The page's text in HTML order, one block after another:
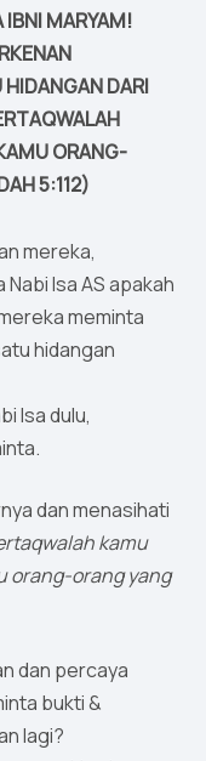
IBNI MARYAM!
DARI
ORANG-
5:112)
mereka,
Isa AS apakah
meminta
hidangan
Isa dulu,
dan menasihati
kamu
orang-orang yang
dan percaya
bukti &
lagi?